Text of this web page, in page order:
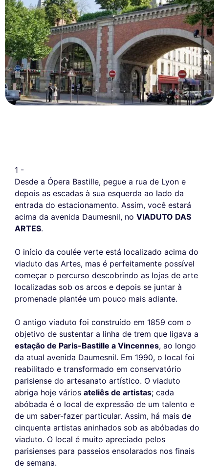
1 -
Desde a Ópera Bastille, pegue a rua de Lyon e
depois as escadas à sua esquerda ao lado da
entrada do estacionamento. Assim, você estará
acima da avenida Daumesnil, no VIADUTO DAS
ARTES.
O início da coulée verte está localizado acima do
viaduto das Artes, mas é perfeitamente possível
começar o percurso descobrindo as lojas de arte
localizadas sob os arcos e depois se juntar à
promenade plantée um pouco mais adiante.
O antigo viaduto foi construído em 1859 com o
objetivo de sustentar a linha de trem que ligava a
estação de Paris-Bastille a Vincennes, ao longo
da atual avenida Daumesnil. Em 1990, o local foi
reabilitado e transformado em conservatório
parisiense do artesanato artístico. O viaduto
abriga hoje vários ateliês de artistas; cada
abóbada é o local de expressão de um talento e
de um saber-fazer particular. Assim, há mais de
cinquenta artistas aninhados sob as abóbadas do
viaduto. O local é muito apreciado pelos
parisienses para passeios ensolarados nos finais
de semana.